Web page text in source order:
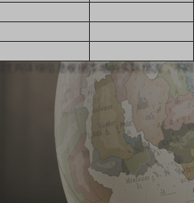
各级代理商详细信息根据市场的实际情况